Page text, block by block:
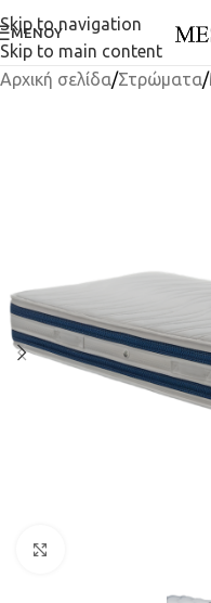
Skip to navigation
Skip to main content
ΜΕΝΟΎ
Αρχική σελίδα/Στρώματα/